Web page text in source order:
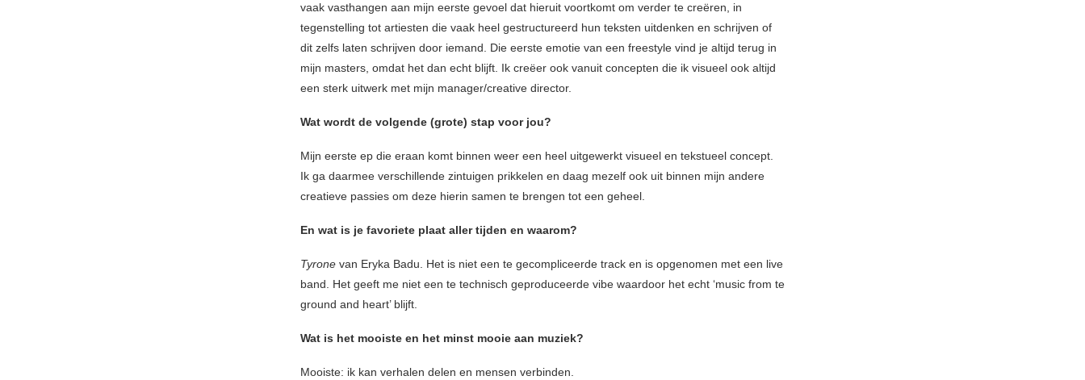
vaak vasthangen aan mijn eerste gevoel dat hieruit voortkomt om verder te creëren, in
tegenstelling tot artiesten die vaak heel gestructureerd hun teksten uitdenken en schrijven of
dit zelfs laten schrijven door iemand. Die eerste emotie van een freestyle vind je altijd terug in
mijn masters, omdat het dan echt blijft. Ik creëer ook vanuit concepten die ik visueel ook altijd
een sterk uitwerk met mijn manager/creative director.
Wat wordt de volgende (grote) stap voor jou?
Mijn eerste ep die eraan komt binnen weer een heel uitgewerkt visueel en tekstueel concept.
Ik ga daarmee verschillende zintuigen prikkelen en daag mezelf ook uit binnen mijn andere
creatieve passies om deze hierin samen te brengen tot een geheel.
En wat is je favoriete plaat aller tijden en waarom?
Tyrone van Eryka Badu. Het is niet een te gecompliceerde track en is opgenomen met een live
band. Het geeft me niet een te technisch geproduceerde vibe waardoor het echt ‘music from te
ground and heart’ blijft.
Wat is het mooiste en het minst mooie aan muziek?
Mooiste: ik kan verhalen delen en mensen verbinden.